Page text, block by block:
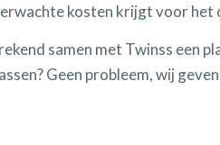
kosten krijgt voor het
samen met Twinss een
Geen probleem, wij